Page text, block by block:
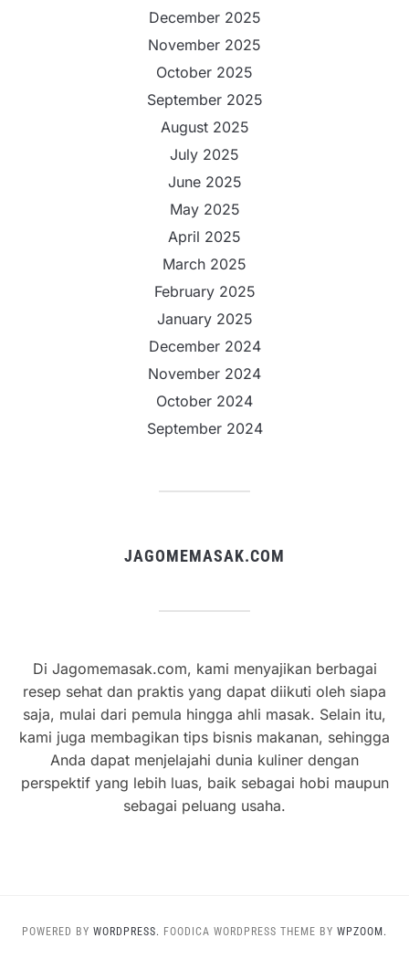
December 2025
November 2025
October 2025
September 2025
August 2025
July 2025
June 2025
May 2025
April 2025
March 2025
February 2025
January 2025
December 2024
November 2024
October 2024
September 2024
JAGOMEMASAK.COM
Di Jagomemasak.com, kami menyajikan berbagai
resep sehat dan praktis yang dapat diikuti oleh siapa
saja, mulai dari pemula hingga ahli masak. Selain itu,
kami juga membagikan tips bisnis makanan, sehingga
Anda dapat menjelajahi dunia kuliner dengan
perspektif yang lebih luas, baik sebagai hobi maupun
sebagai peluang usaha.
POWERED BY WORDPRESS. FOODICA WORDPRESS THEME BY WPZOOM.